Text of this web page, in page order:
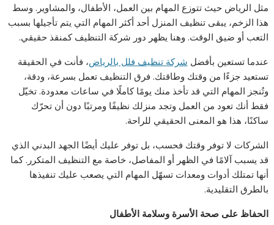
مثل الرياض حيث تتوزع المهام بين العمل، الأطفال، والمشاوير. وسط
هذا الزخم، يبقى تنظيف المنزل أحد أكثر المهام التي يتم تأجيلها بسبب
التعب أو ضيق الوقت. وهنا يظهر دور شركة التنظيف كمنقذ حقيقي.
عندما تستعين بأفضل شركة تنظيف فلل بالرياض، فأنت في الحقيقة
تستعيد جزءًا من وقتك وطاقتك. فرق التنظيف تعمل بسرعة، ودقة،
وتُنجز المهام التي قد تأخذ منك يومًا كاملًا في ساعات معدودة. تخيّل
فقط أنك تعود من العمل وتجد منزلك نظيفًا ومرتبًا دون أن تحرّك
ساكنًا، هذا هو المعنى الحقيقي للراحة.
الشركات لا توفر وقتك فحسب، بل توفر عليك أيضًا الجهد البدني الذي
قد يسبب آلامًا في الظهر أو المفاصل، خاصة مع التنظيف المتكرر. كما
أنها تمتلك أدوات ومعدات تسهّل المهام التي يصعب عليك تنفيذها
بالطرق التقليدية.
الحفاظ على صحة الأسرة وسلامة الأطفال